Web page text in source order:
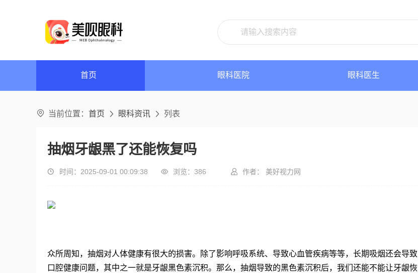
首页 眼科医院 眼科医生
 当前位置：首页  眼科资讯  列表
抽烟牙龈黑了还能恢复吗
 时间：2025-09-01 00:09:38  浏览： 386  作者： 美好视力网
众所周知，抽烟对人体健康有很大的损害。除了影响呼吸系统、导致心血管疾病等等，长期吸烟还会导致
口腔健康问题，其中之一就是牙龈黑色素沉积。那么，抽烟导致的黑色素沉积后，我们还能不能让牙龈恢